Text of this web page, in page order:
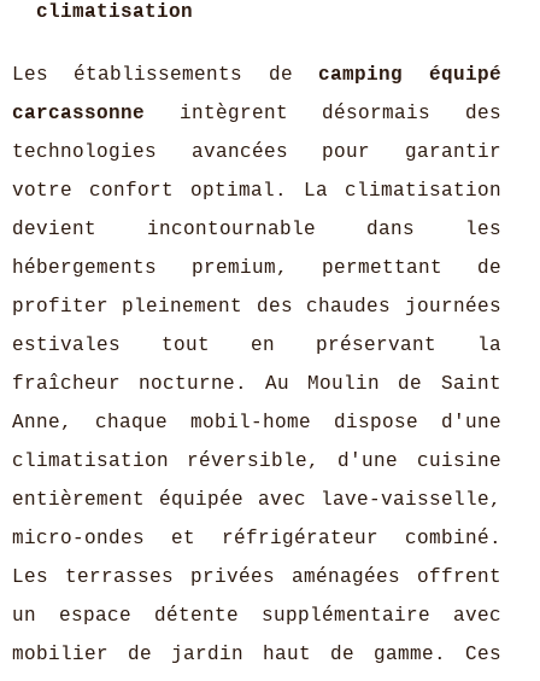
climatisation
Les établissements decamping équipé
carcassonne intègrent désormais des
technologies avancées pour garantir
votre confort optimal. La climatisation
devient incontournable dans les
hébergements premium, permettant de
profiter pleinement des chaudes journées
estivales tout en préservant la
fraîcheur nocturne. Au Moulin de Saint
Anne, chaque mobil-home dispose d'une
climatisation réversible, d'une cuisine
entièrement équipée avec lave-vaisselle,
micro-ondes et réfrigérateur combiné.
Les terrasses privées aménagées offrent
un espace détente supplémentaire avec
mobilier de jardin haut de gamme. Ces